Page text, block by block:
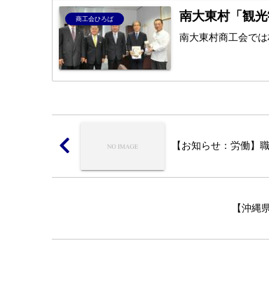
商工会ひろば 南大東村「観
南大東村商工会で
【お知らせ：労働】
【沖縄